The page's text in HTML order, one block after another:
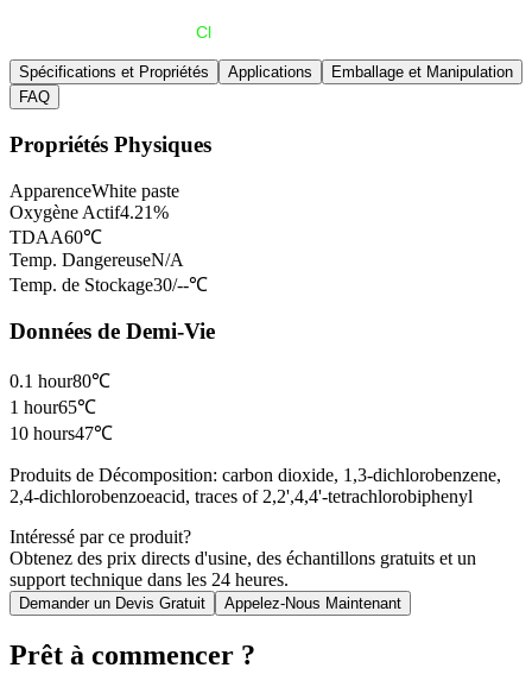
Spécifications et Propriétés Applications
Emballage et Manipulation
FAQ
Propriétés Physiques
ApparenceWhite paste
Oxygène Actif4.21%
TDAA60℃
Temp. DangereuseN/A
Temp. de Stockage30/--℃
Données de Demi-Vie
0.1 hour80℃
1 hour65℃
10 hours47℃
Produits de Décomposition: carbon dioxide, 1,3-dichlorobenzene,
2,4-dichlorobenzoeacid, traces of 2,2',4,4'-tetrachlorobiphenyl
Intéressé par ce produit?
Obtenez des prix directs d'usine, des échantillons gratuits et un
support technique dans les 24 heures.
Demander un Devis Gratuit Appelez-Nous Maintenant
Prêt à commencer ?